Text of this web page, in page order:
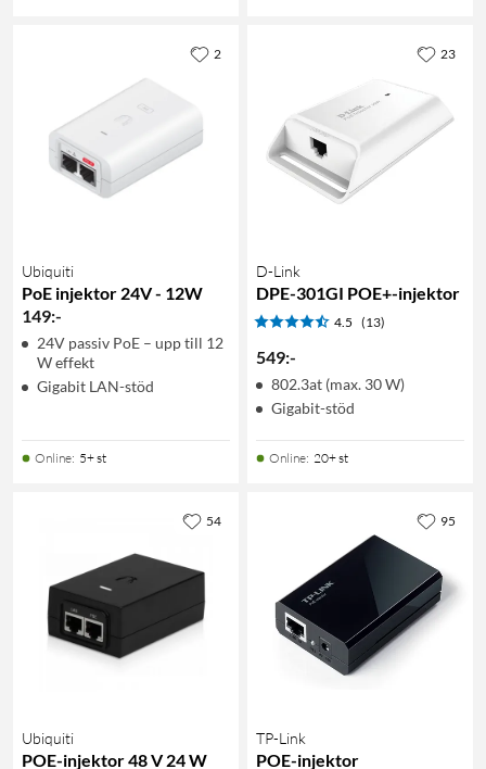
Ubiquiti
PoE injektor 24V - 12W
149:-
24V passiv PoE – upp till 12
W effekt
Gigabit LAN-stöd
Online: 5+ st
2
D-Link
DPE-301GI POE+-injektor
4.5 (13)
549:-
802.3at (max. 30 W)
Gigabit-stöd
Online: 20+ st
23
Ubiquiti
POE-injektor 48 V 24 W
54
TP-Link
POE-injektor
95